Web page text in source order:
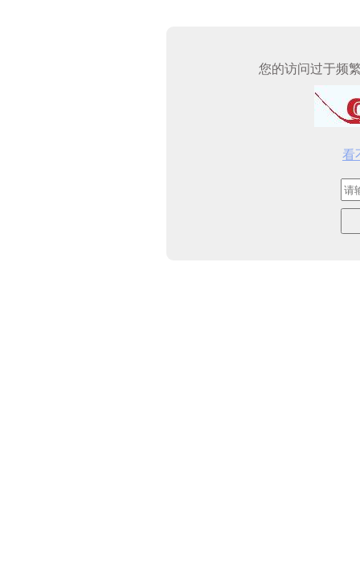
您的访问过于频
看